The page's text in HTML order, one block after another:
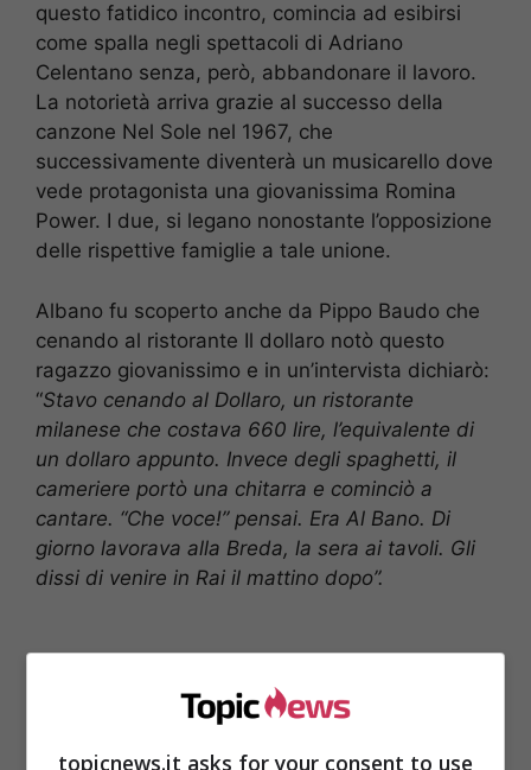
questo fatidico incontro, comincia ad esibirsi
come spalla negli spettacoli di Adriano
Celentano senza, però, abbandonare il lavoro.
La notorietà arriva grazie al successo della
canzone Nel Sole nel 1967, che
successivamente diventerà un musicarello dove
vede protagonista una giovanissima Romina
Power. I due, si legano nonostante l’opposizione
delle rispettive famiglie a tale unione.
Albano fu scoperto anche da Pippo Baudo che
cenando al ristorante Il dollaro notò questo
ragazzo giovanissimo e in un’intervista dichiarò:
“Stavo cenando al Dollaro, un ristorante
milanese che costava 660 lire, l’equivalente di
un dollaro appunto. Invece degli spaghetti, il
cameriere portò una chitarra e cominciò a
cantare. “Che voce!” pensai. Era Al Bano. Di
giorno lavorava alla Breda, la sera ai tavoli. Gli
dissi di venire in Rai il mattino dopo”.
topicnews.it asks for your consent to use